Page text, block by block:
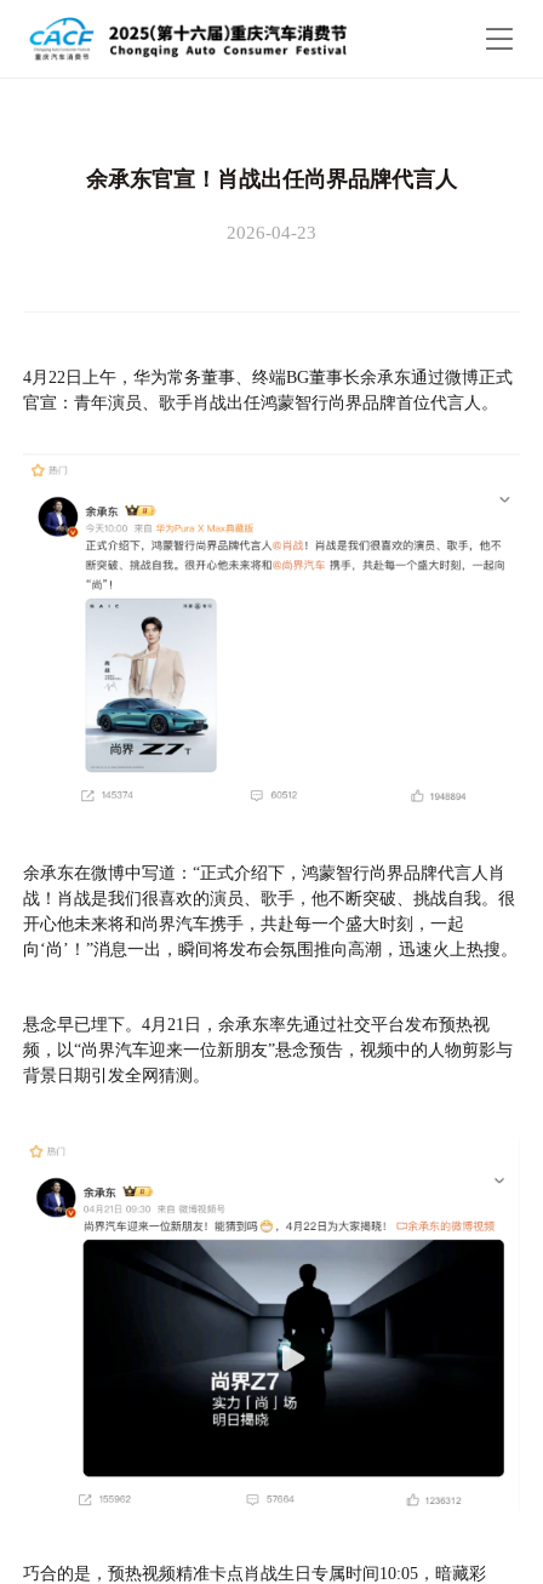
余承东官宣！肖战出任尚界品牌代言人
2026-04-23
4月22日上午，华为常务董事、终端BG董事长余承东通过微博正式
官宣：青年演员、歌手肖战出任鸿蒙智行尚界品牌首位代言人。
余承东在微博中写道：“正式介绍下，鸿蒙智行尚界品牌代言人肖
战！肖战是我们很喜欢的演员、歌手，他不断突破、挑战自我。很
开心他未来将和尚界汽车携手，共赴每一个盛大时刻，一起
向‘尚’！”消息一出，瞬间将发布会氛围推向高潮，迅速火上热搜。
悬念早已埋下。4月21日，余承东率先通过社交平台发布预热视
频，以“尚界汽车迎来一位新朋友”悬念预告，视频中的人物剪影与
背景日期引发全网猜测。
巧合的是，预热视频精准卡点肖战生日专属时间10:05，暗藏彩